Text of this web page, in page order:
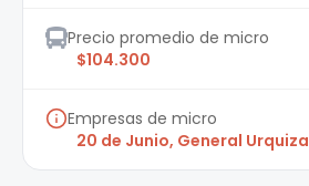
Precio promedio de micro
$104.300
Empresas de micro
20 de Junio, General Urquiza